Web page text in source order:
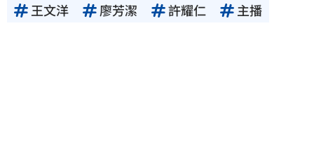
王文洋 廖芳潔 許耀仁 主播